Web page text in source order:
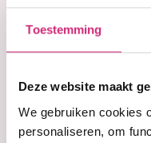
Toestemming
Deze website maakt
We gebruiken cookies
personaliseren, om
Fantasia's Jamaican
emollient that's